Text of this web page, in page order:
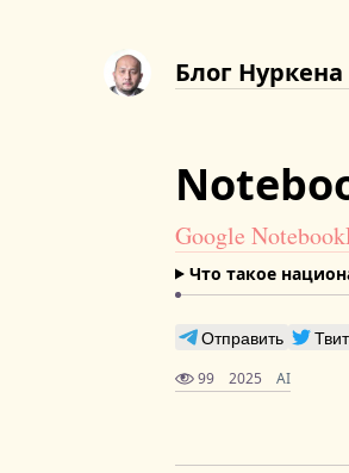
Блог
Google
Что такое
Отправить
99 2025 AI